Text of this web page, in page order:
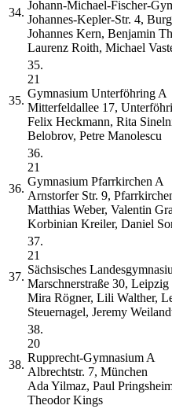
34.
Johann-Michael-Fischer-
Johannes-Kepler-Str. 4,
Johannes Kern, Benjamin
Laurenz Roith, Michael
35.
35.
21
Gymnasium Unterföhring A
Mitterfeldallee 17,
Felix Heckmann, Rita
Belobrov, Petre Manolescu
36.
36.
21
Gymnasium Pfarrkirchen A
Arnstorfer Str. 9,
Matthias Weber, Valentin
Korbinian Kreiler, Daniel
37.
37.
21
Sächsisches
Marschnerstraße 30, Leipzig
Mira Rögner, Lili Walther,
Steuernagel, Jeremy
38.
38.
20
Rupprecht-Gymnasium A
Albrechtstr. 7, München
Ada Yilmaz, Paul
Theodor Kings